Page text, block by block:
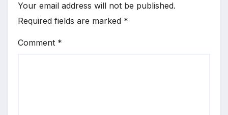
Your email address will not be published.
Required fields are marked *
Comment *